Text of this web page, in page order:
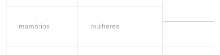
mamários mulheres